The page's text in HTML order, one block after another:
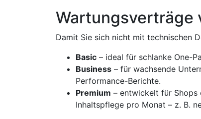
Wartungsverträge
Damit Sie sich nicht mit technischen
Basic – ideal für schlanke One-
Business – für wachsende
Performance-Berichte.
Premium – entwickelt für Shops
Inhalts­pflege pro Monat – z. B.